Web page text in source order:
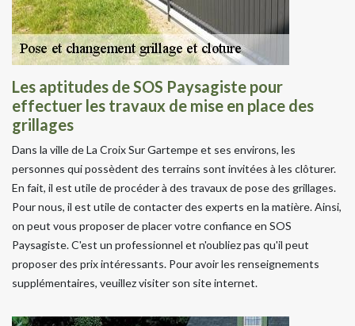
Les aptitudes de SOS Paysagiste pour
effectuer les travaux de mise en place des
grillages
Dans la ville de La Croix Sur Gartempe et ses environs, les
personnes qui possèdent des terrains sont invitées à les clôturer.
En fait, il est utile de procéder à des travaux de pose des grillages.
Pour nous, il est utile de contacter des experts en la matière. Ainsi,
on peut vous proposer de placer votre confiance en SOS
Paysagiste. C'est un professionnel et n'oubliez pas qu'il peut
proposer des prix intéressants. Pour avoir les renseignements
supplémentaires, veuillez visiter son site internet.